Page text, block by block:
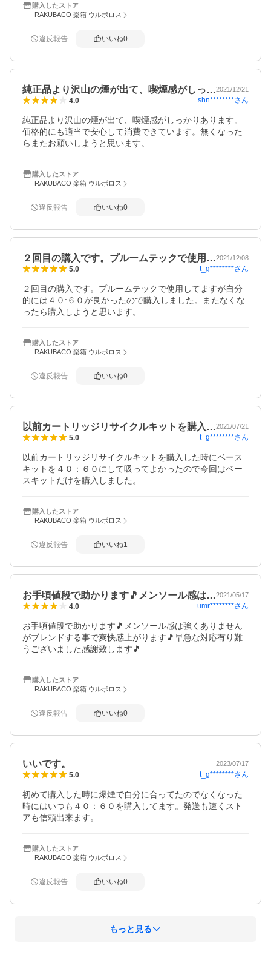
購入したストア
RAKUBACO 楽箱 ウルボロス
違反報告 いいね0
純正品より沢山の煙が出て、喫煙感がしっ…2021/12/21
4.0 shn********さん
純正品より沢山の煙が出て、喫煙感がしっかりあります。
価格的にも適当で安心して消費できています。無くなった
らまたお願いしようと思います。
購入したストア
RAKUBACO 楽箱 ウルボロス
違反報告 いいね0
２回目の購入です。プルームテックで使用…2021/12/08
5.0 t_g********さん
２回目の購入です。プルームテックで使用してますが自分
的には４０:６０が良かったので購入しました。またなくな
ったら購入しようと思います。
購入したストア
RAKUBACO 楽箱 ウルボロス
違反報告 いいね0
以前カートリッジリサイクルキットを購入…2021/07/21
5.0 t_g********さん
以前カートリッジリサイクルキットを購入した時にベース
キットを４０：６０にして吸ってよかったので今回はベー
スキットだけを購入しました。
購入したストア
RAKUBACO 楽箱 ウルボロス
違反報告 いいね1
お手頃値段で助かります🎵メンソール感は…2021/05/17
4.0 umr********さん
お手頃値段で助かります🎵メンソール感は強くありません
がブレンドする事で爽快感上がります🎵早急な対応有り難
うございました感謝致します🎵
購入したストア
RAKUBACO 楽箱 ウルボロス
違反報告 いいね0
いいです。 2023/07/17
5.0 t_g********さん
初めて購入した時に爆煙で自分に合ってたのでなくなった
時にはいつも４０：６０を購入してます。発送も速くスト
アも信頼出来ます。
購入したストア
RAKUBACO 楽箱 ウルボロス
違反報告 いいね0
もっと見る